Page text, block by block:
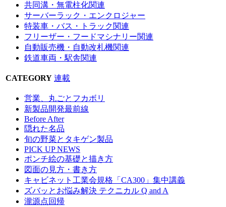
共同溝・無電柱化関連
サーバーラック・エンクロジャー
特装車・バス・トラック関連
フリーザー・フードマシナリー関連
自動販売機・自動改札機関連
鉄道車両・駅舎関連
CATEGORY 連載
営業、丸ごとフカボリ
新製品開発最前線
Before After
隠れた名品
旬の野菜とタキゲン製品
PICK UP NEWS
ポンチ絵の基礎と描き方
図面の見方・書き方
キャビネット工業会規格「CA300」集中講義
ズバッとお悩み解決 テクニカル Q and A
瀧源点回帰